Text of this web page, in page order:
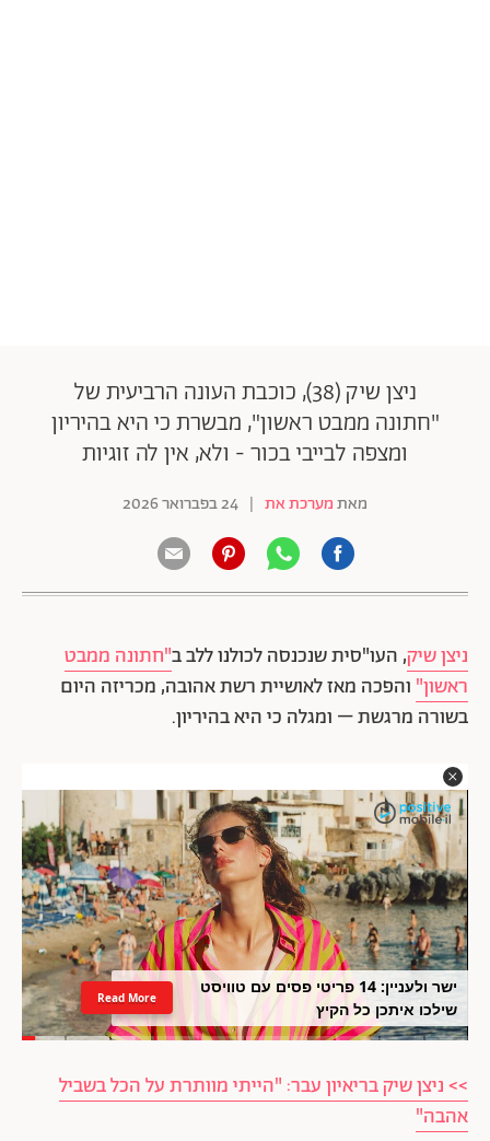
ניצן שיק (38), כוכבת העונה הרביעית של
"חתונה ממבט ראשון", מבשרת כי היא בהיריון
ומצפה לבייבי בכור - ולא, אין לה זוגיות
מאתמערכת את | 24 בפברואר 2026
ניצן שיק, העו"סית שנכנסה לכולנו ללב ב"חתונה ממבט
ראשון" והפכה מאז לאושיית רשת אהובה, מכריזה היום
בשורה מרגשת – ומגלה כי היא בהיריון.
ישר ולעניין: 14 פריטי פסים עם טוויסט
שילכו איתכן כל הקיץ
Read More
>> ניצן שיק בריאיון עבר: "הייתי מוותרת על הכל בשביל
אהבה"